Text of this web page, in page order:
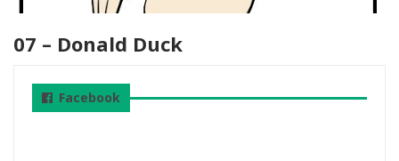
07 – Donald Duck
Facebook